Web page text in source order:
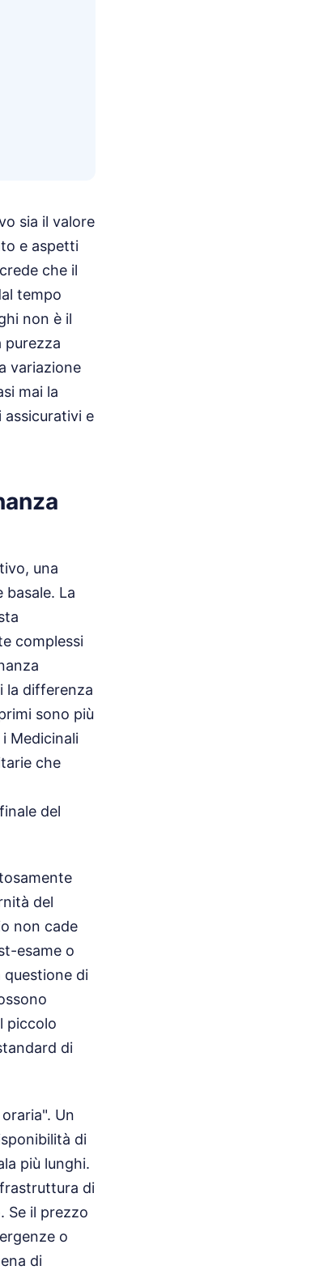
sia il valore
e aspetti
che il
tempo
non è il
purezza
variazione
mai la
e
una
La
complessi
la differenza
sono più
Medicinali
che
del
del
non cade
esame o
di
piccolo
di
Un
di
più lunghi.
di
Se il prezzo
o
di